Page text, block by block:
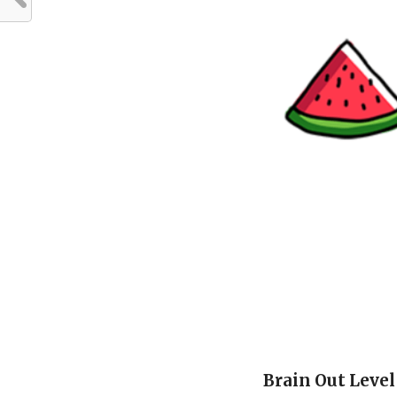
Brain Out Level